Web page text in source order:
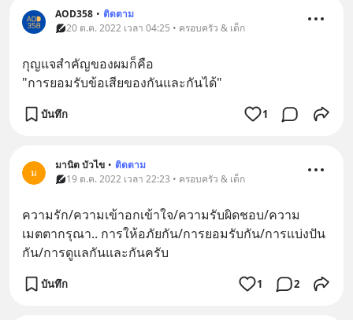
AOD358 • ติดตาม
20 ต.ค. 2022 เวลา 04:25 • ครอบครัว & เด็ก
กุญแจสำคัญของผมก็คือ
"การยอมรับข้อเสียของกันและกันได้"
บันทึก 1
ม
มานิต บัวไข • ติดตาม
19 ต.ค. 2022 เวลา 22:23 • ครอบครัว & เด็ก
ความรัก​/ความ​เข้า​อก​เข้าใจ​/ความ​รับผิด​ชอบ​/ความ​
เมตตากรุณา.. การ​ให้​อภัย​กัน​/การ​ยอมรับ​กัน​/การ​แบ่งปัน​
กัน​/การ​ดูแล​กัน​และ​กัน​ครับ​
บันทึก 1 2